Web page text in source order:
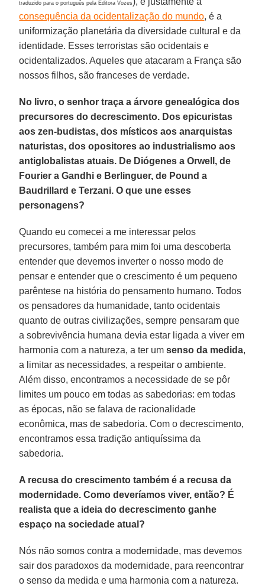
traduzido para o português pela Editora Vozes
consequência da ocidentalização do mundo, é a
uniformização planetária da diversidade cultural e da
identidade. Esses terroristas são ocidentais e
ocidentalizados. Aqueles que atacaram a França são
nossos filhos, são franceses de verdade.
No livro, o senhor traça a árvore genealógica dos
precursores do decrescimento. Dos epicuristas
aos zen-budistas, dos místicos aos anarquistas
naturistas, dos opositores ao industrialismo aos
antiglobalistas atuais. De Diógenes a Orwell, de
Fourier a Gandhi e Berlinguer, de Pound a
Baudrillard e Terzani. O que une esses
personagens?
Quando eu comecei a me interessar pelos
precursores, também para mim foi uma descoberta
entender que devemos inverter o nosso modo de
pensar e entender que o crescimento é um pequeno
parêntese na história do pensamento humano. Todos
os pensadores da humanidade, tanto ocidentais
quanto de outras civilizações, sempre pensaram que
a sobrevivência humana devia estar ligada a viver em
harmonia com a natureza, a ter umsenso da medida,
a limitar as necessidades, a respeitar o ambiente.
Além disso, encontramos a necessidade de se pôr
limites um pouco em todas as sabedorias: em todas
as épocas, não se falava de racionalidade
econômica, mas de sabedoria. Com o decrescimento,
encontramos essa tradição antiquíssima da
sabedoria.
A recusa do crescimento também é a recusa da
modernidade. Como deveríamos viver, então? É
realista que a ideia do decrescimento ganhe
espaço na sociedade atual?
Nós não somos contra a modernidade, mas devemos
sair dos paradoxos da modernidade, para reencontrar
o senso da medida e uma harmonia com a natureza.